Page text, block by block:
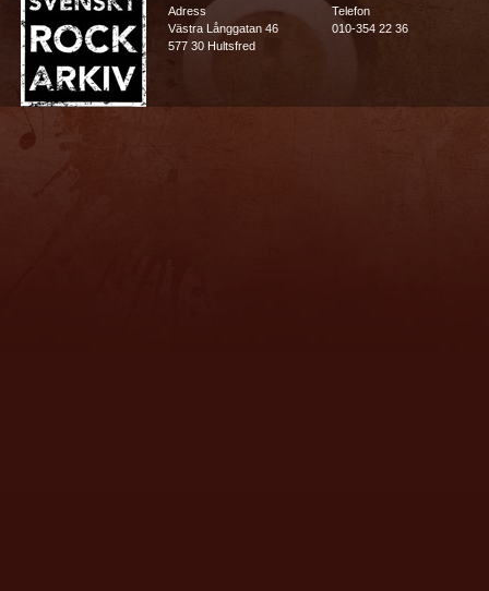
Adress
Västra Långgatan 46
577 30 Hultsfred
Telefon
010-354 22 36